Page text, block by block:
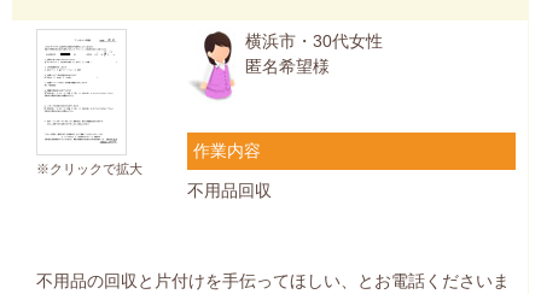
※クリックで拡大
横浜市・30代女性
匿名希望様
作業内容
不用品回収
不用品の回収と片付けを手伝ってほしい、とお電話くださいま